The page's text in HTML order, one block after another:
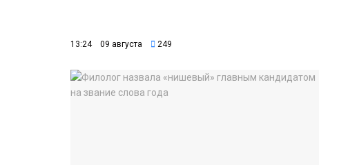
13:24 09 августа 249